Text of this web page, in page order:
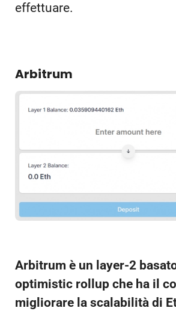
effettuare.
Arbitrum
Arbitrum è un layer-2
optimistic rollup che ha il
migliorare la scalabilità di